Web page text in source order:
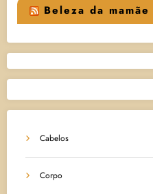
Beleza da mamãe
Cabelos
Corpo